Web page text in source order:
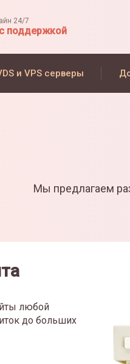
24/7
поддержкой
и VPS серверы
Мы предлагаем
любой
до больших